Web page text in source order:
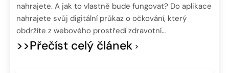
nahrajete. A jak to vlastně bude fungovat? Do aplikace
nahrajete svůj digitální průkaz o očkování, který
obdržíte z webového prostředí zdravotní…
>>Přečíst celý článek